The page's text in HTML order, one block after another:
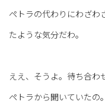
ペトラの代わりにわざわ
たような気分だわ。
ええ、そうよ。待ち合わ
ペトラから聞いていたの